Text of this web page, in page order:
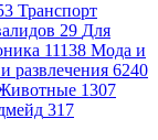
Транспорт
29 Для
11138 Мода и
развлечения 6240
1307
317